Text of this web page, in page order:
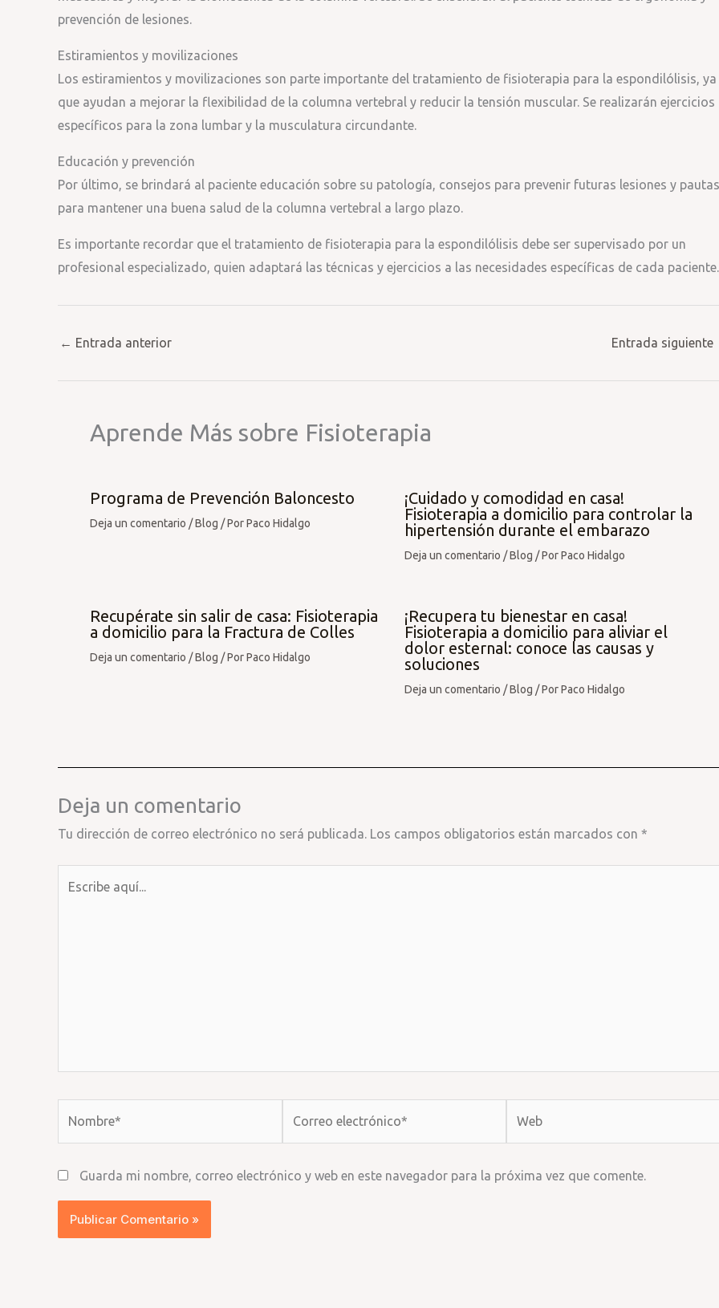
prevención de lesiones.
Estiramientos y movilizaciones
Los estiramientos y movilizaciones son parte importante del tratamiento de fisioterapia para la espondilólisis, ya
que ayudan a mejorar la flexibilidad de la columna vertebral y reducir la tensión muscular. Se realizarán ejercicios
específicos para la zona lumbar y la musculatura circundante.
Educación y prevención
Por último, se brindará al paciente educación sobre su patología, consejos para prevenir futuras lesiones y pautas
para mantener una buena salud de la columna vertebral a largo plazo.
Es importante recordar que el tratamiento de fisioterapia para la espondilólisis debe ser supervisado por un
profesional especializado, quien adaptará las técnicas y ejercicios a las necesidades específicas de cada paciente.
← Entrada anterior Entrada siguiente
Aprende Más sobre Fisioterapia
Programa de Prevención Baloncesto
Deja un comentario /Blog / PorPaco Hidalgo
¡Cuidado y comodidad en casa!
Fisioterapia a domicilio para controlar la
hipertensión durante el embarazo
Deja un comentario /Blog / PorPaco Hidalgo
Recupérate sin salir de casa: Fisioterapia
a domicilio para la Fractura de Colles
Deja un comentario /Blog / PorPaco Hidalgo
¡Recupera tu bienestar en casa!
Fisioterapia a domicilio para aliviar el
dolor esternal: conoce las causas y
soluciones
Deja un comentario /Blog / PorPaco Hidalgo
Deja un comentario
Tu dirección de correo electrónico no será publicada. Los campos obligatorios están marcados con *
Guarda mi nombre, correo electrónico y web en este navegador para la próxima vez que comente.